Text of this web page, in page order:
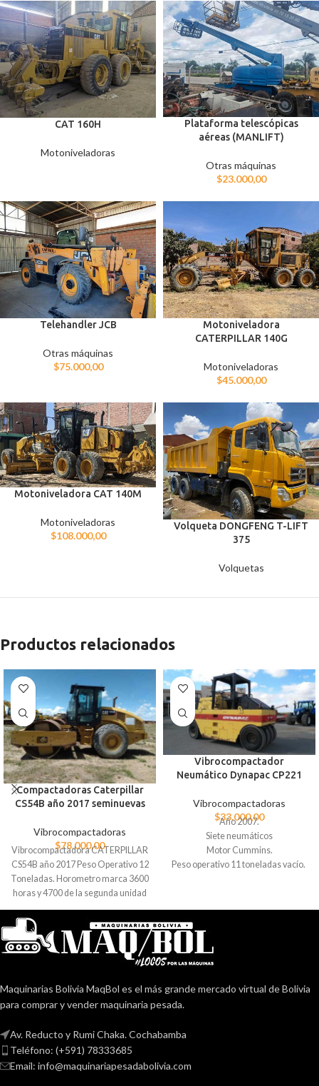
CAT 160H
Motoniveladoras
Plataforma telescópicas
aéreas (MANLIFT)
Otras máquinas
$23.000,00
Telehandler JCB
Otras máquinas
$75.000,00
Motoniveladora
CATERPILLAR 140G
Motoniveladoras
$45.000,00
Motoniveladora CAT 140M
Motoniveladoras
$108.000,00
Volqueta DONGFENG T-LIFT
375
Volquetas
Productos relacionados
Compactadoras Caterpillar
CS54B año 2017 seminuevas
Vibrocompactadoras
$78.000,00
Vibrocompactadora CATERPILLAR
CS54B año 2017 Peso Operativo 12
Toneladas. Horometro marca 3600
horas y 4700 de la segunda unidad
Motor C4.4 Potencia 131hp Precio
$78000 dólares c/u
Vibrocompactador
Neumático Dynapac CP221
Vibrocompactadoras
$33.000,00
Año 2007.
Siete neumáticos
Motor Cummins.
Peso operativo 11 toneladas vacío.
Maquinarias Bolivia MaqBol es el más grande mercado virtual de Bolivia
para comprar y vender maquinaria pesada.
Av. Reducto y Rumi Chaka. Cochabamba
Teléfono: (+591) 78333685
Email: info@maquinariapesadabolivia.com